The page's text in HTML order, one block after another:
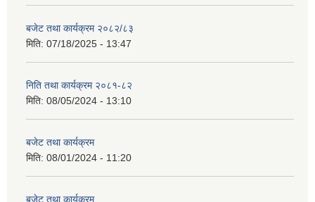
बजेट तथा कार्यक्रम २०८२/८३
मिति: 07/18/2025 - 13:47
निति तथा कार्यक्रम २०८१-८२
मिति: 08/05/2024 - 13:10
बजेट तथा कार्यक्रम
मिति: 08/01/2024 - 11:20
बजेट तथा कार्यक्रम